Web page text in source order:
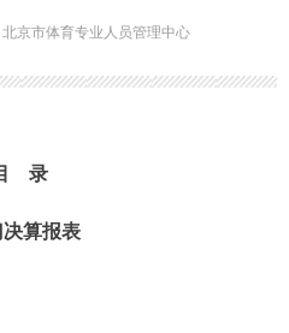
北京市体育专业人员管理中心
录
算报表